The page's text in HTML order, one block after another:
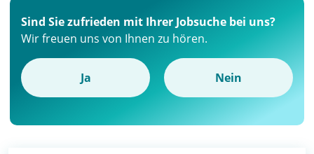
Sind Sie zufrieden mit Ihrer Jobsuche bei uns?
Wir freuen uns von Ihnen zu hören.
Ja Nein